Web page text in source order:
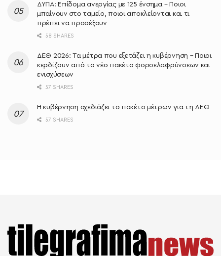
ΔΥΠΑ: Επίδομα ανεργίας με 125 ένσημα – Ποιοι
μπαίνουν στο ταμείο, ποιοι αποκλείονται και τι
πρέπει να προσέξουν
58 SHARES
ΔΕΘ 2026: Τα μέτρα που εξετάζει η κυβέρνηση – Ποιοι
κερδίζουν από το νέο πακέτο φοροελαφρύνσεων και
ενισχύσεων
57 SHARES
Η κυβέρνηση σχεδιάζει το πακέτο μέτρων για τη ΔΕΘ
57 SHARES